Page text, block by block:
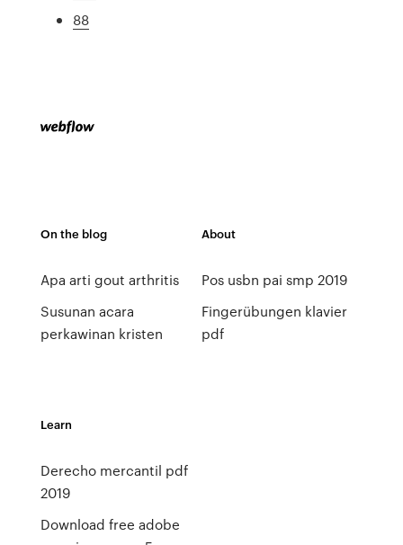
88
On the blog
Apa arti gout arthritis
Susunan acara
perkawinan kristen
About
Pos usbn pai smp 2019
Fingerübungen klavier
pdf
Learn
Derecho mercantil pdf
2019
Download free adobe